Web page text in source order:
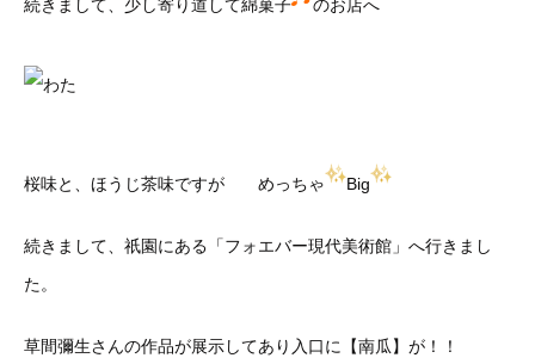
続きまして、少し寄り道して綿菓子 のお店へ
桜味と、ほうじ茶味ですが めっちゃ Big
続きまして、祇園にある「フォエバー現代美術館」へ行きまし
た。
草間彌生さんの作品が展示してあり入口に【南瓜】が！！